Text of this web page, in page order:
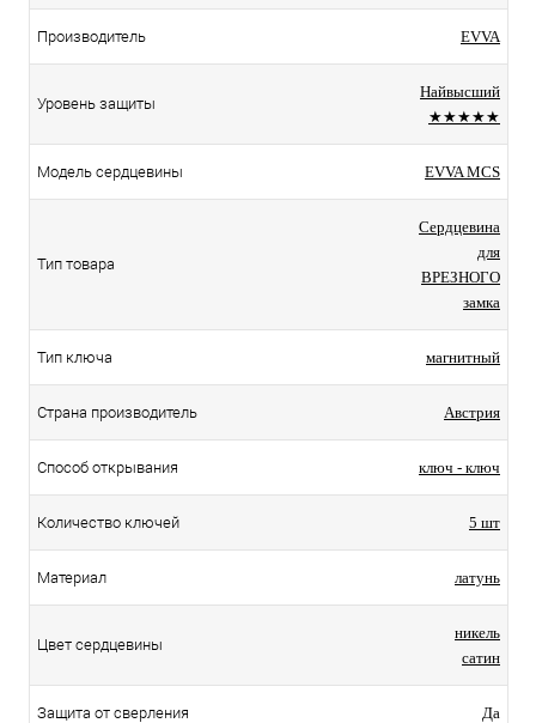
Производитель EVVA
Уровень защиты
Найвысший
★★★★★
Модель сердцевины EVVA MCS
Тип товара
Сердцевина
для
ВРЕЗНОГО
замка
Тип ключа магнитный
Страна производитель Австрия
Способ открывания ключ - ключ
Количество ключей 5 шт
Материал латунь
Цвет сердцевины
никель
сатин
Защита от сверления Да